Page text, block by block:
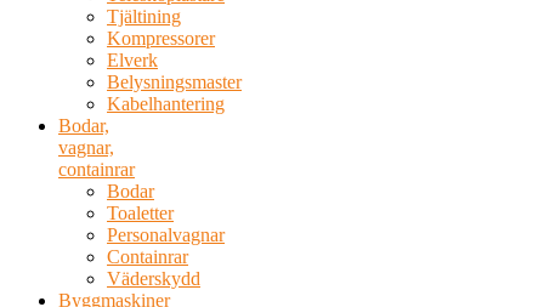
Tjältining
Kompressorer
Elverk
Belysningsmaster
Kabelhantering
Bodar,
vagnar,
containrar
Bodar
Toaletter
Personalvagnar
Containrar
Väderskydd
Byggmaskiner